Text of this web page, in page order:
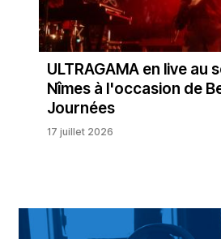
ULTRAGAMA en live au
Nîmes à l'occasion de
Journées
17 juillet 2026